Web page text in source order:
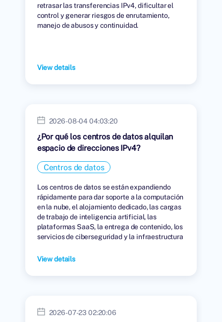
retrasar las transferencias IPv4, dificultar el
control y generar riesgos de enrutamiento,
manejo de abusos y continuidad.
View details
2026-08-04 04:03:20
¿Por qué los centros de datos alquilan
espacio de direcciones IPv4?
Centros de datos
Los centros de datos se están expandiendo
rápidamente para dar soporte a la computación
en la nube, el alojamiento dedicado, las cargas
de trabajo de inteligencia artificial, las
plataformas SaaS, la entrega de contenido, los
servicios de ciberseguridad y la infraestructura
View details
2026-07-23 02:20:06